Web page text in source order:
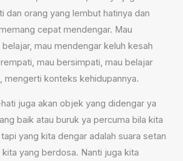
dan orang yang lembut hatinya dan
cepat mendengar. Mau
mau mendengar keluh kesah
mau bersimpati, mau belajar
mengerti konteks kehidupannya.
juga akan objek yang didengar ya
baik atau buruk ya percuma bila kita
yang kita dengar adalah suara setan
kita yang berdosa. Nanti juga kita